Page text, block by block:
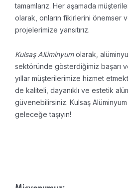
tamamlarız. Her aşamada
olarak, onların fikirlerini önemser
projelerimize yansıtırız.
Kulsaş Alüminyumolarak,
sektöründe gösterdiğimiz başarı
yıllar müşterilerimize hizmet
de kaliteli, dayanıklı ve estetik
güvenebilirsiniz. Kulsaş
geleceğe taşıyın!